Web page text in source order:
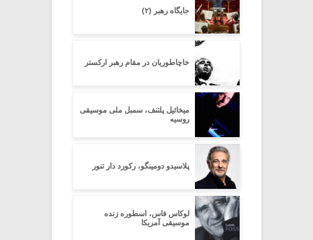
جایگاه رهبر (۲)
خاچاطوریان در مقام رهبر ارکستر
میخائیل پلتنف، سمبل ملی موسیقی
روسیه
پلاسیدو دومینگو، رکورد دار تنور
لوکاس فاس، اسطوره زنده
موسیقی آمریکا